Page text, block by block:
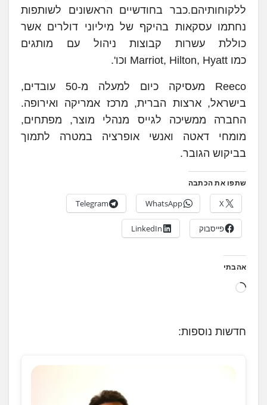
ללקוחותיהם.כבר בחודשיים הראשונים לשותפות
נחתמו עסקאות בהיקף של מיליוני דולרים אשר
כוללת עשרות קבוצות ניהול עם מותגים
כמו Marriot, Hilton, Hyatt וכו'.
Reeco מעסיקה כיום למעלה מ-50 עובדים,
בישראל, ארצות הברית, מרכז אמריקה ואירופה.
החברה ממשיכה לגייס מנהלי מוצר, מפתחים,
מומחי דאטה ואנשי אופרציה במטרה לתמוך
בביקוש הגובר.
שתפו את הכתבה
X
WhatsApp
Telegram
פייסבוק LinkedIn
אהבתי
ט
חדשות נוספות: